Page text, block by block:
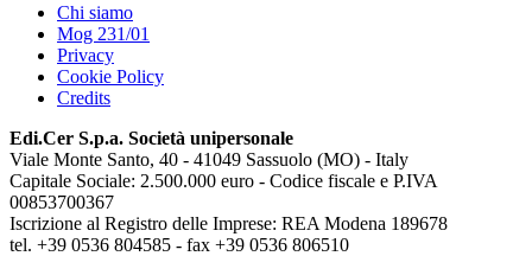
Chi siamo
Mog 231/01
Privacy
Cookie Policy
Credits
Edi.Cer S.p.a. Società unipersonale
Viale Monte Santo, 40 - 41049 Sassuolo (MO) - Italy
Capitale Sociale: 2.500.000 euro - Codice fiscale e P.IVA
00853700367
Iscrizione al Registro delle Imprese: REA Modena 189678
tel. +39 0536 804585 - fax +39 0536 806510